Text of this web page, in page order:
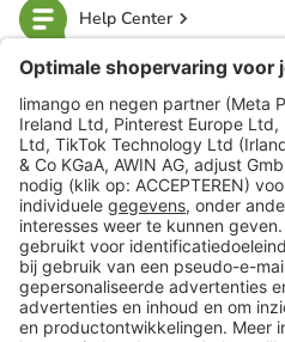
Help Center
limango
Veilig winkelen
Klantenservice
Shop
Acties